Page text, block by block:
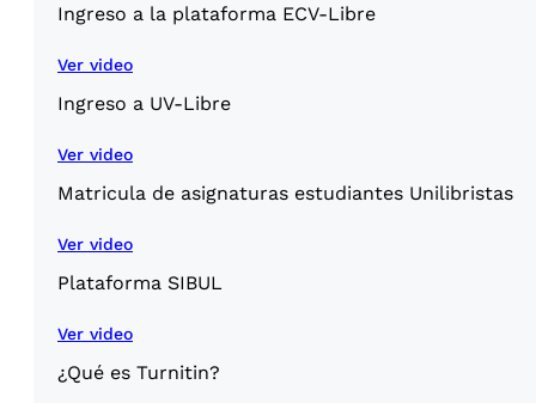
Ingreso a la plataforma ECV-Libre
Ver video
Ingreso a UV-Libre
Ver video
Matricula de asignaturas estudiantes Unilibristas
Ver video
Plataforma SIBUL
Ver video
¿Qué es Turnitin?